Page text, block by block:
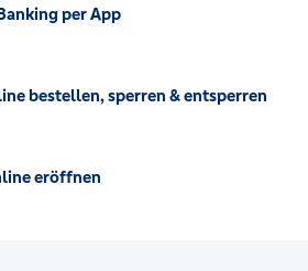
per App
bestellen, sperren & entsperren
eröffnen